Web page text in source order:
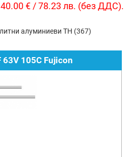
€ / 78.23 лв. (без ДДС).
алуминиеви TH (367)
63V 105C Fujicon